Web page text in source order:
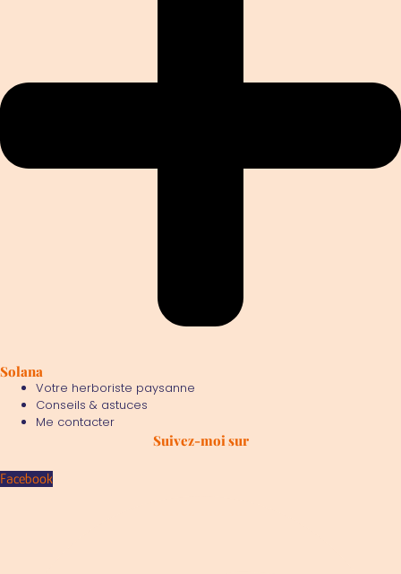
Solana
Votre herboriste paysanne
Conseils & astuces
Me contacter
Suivez-moi sur
Facebook